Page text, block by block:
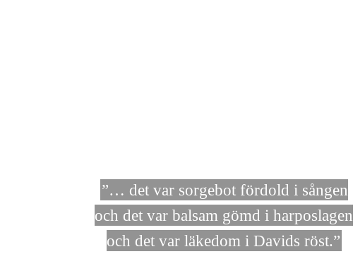
”… det var sorgebot fördold i sången
och det var balsam gömd i harposlagen
och det var läkedom i Davids röst.”